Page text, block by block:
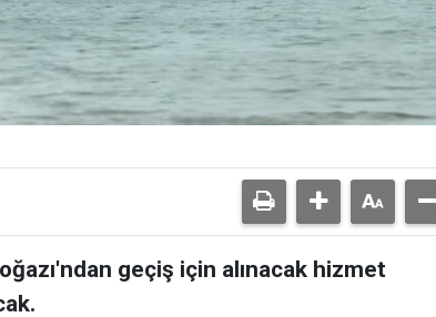
geçiş için alınacak hizmet